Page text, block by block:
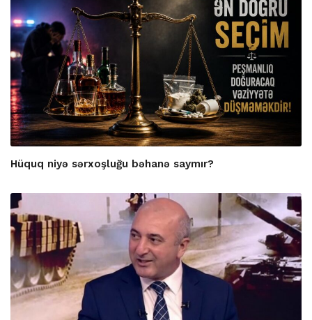
Hüquq niyə sərxoşluğu bəhanə saymır?